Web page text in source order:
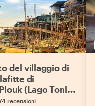
del villaggio di
di
(Lago Tonle
recensioni